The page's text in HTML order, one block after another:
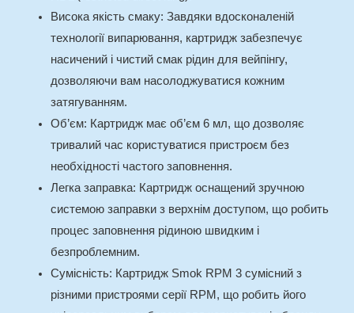
Висока якість смаку: Завдяки вдосконаленій
технології випарювання, картридж забезпечує
насичений і чистий смак рідин для вейпінгу,
дозволяючи вам насолоджуватися кожним
затягуванням.
Об’єм: Картридж має об’єм 6 мл, що дозволяє
тривалий час користуватися пристроєм без
необхідності частого заповнення.
Легка заправка: Картридж оснащений зручною
системою заправки з верхнім доступом, що робить
процес заповнення рідиною швидким і
безпроблемним.
Сумісність: Картридж Smok RPM 3 сумісний з
різними пристроями серії RPM, що робить його